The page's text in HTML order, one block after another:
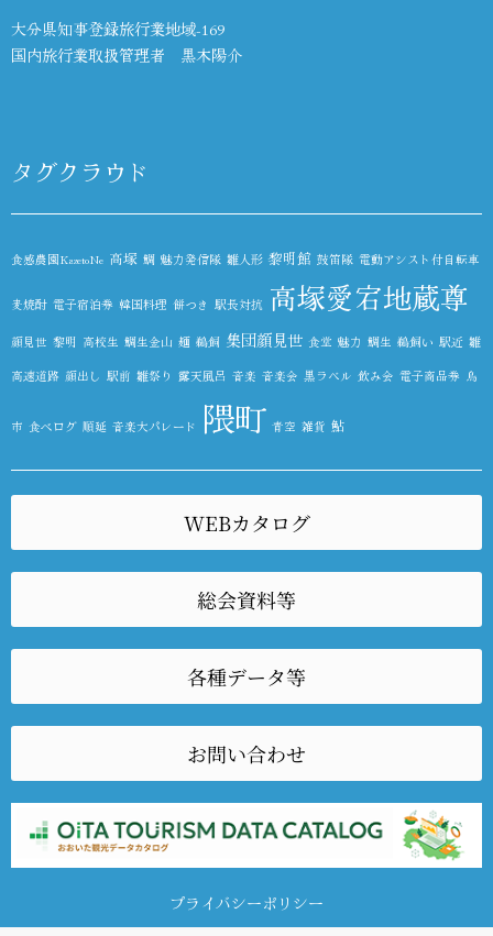
大分県知事登録旅行業地域-169
国内旅行業取扱管理者 黒木陽介
タグクラウド
食感農園KazetoNe 高塚 鯛 魅力発信隊 雛人形 黎明館 鼓笛隊 電動アシスト付自転車
麦焼酎 電子宿泊券 韓国料理 餅つき 駅長対抗 高塚愛宕地蔵尊
顔見世 黎明 高校生 鯛生金山 麺 鵜飼 集団顔見世 食堂 魅力 鯛生 鵜飼い 駅近 雛
高速道路 顔出し 駅前 雛祭り 露天風呂 音楽 音楽会 黒ラベル 飲み会 電子商品券 鳥
市 食べログ 順延 音楽大パレード 隈町 青空 雑貨 鮎
WEBカタログ
総会資料等
各種データ等
お問い合わせ
プライバシーポリシー